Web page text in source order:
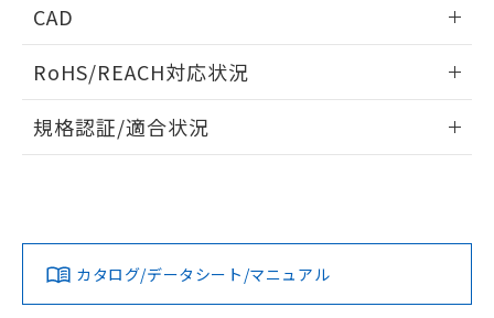
開閉容量
CAD
ドすることができます。
ログイン/会員登録
ダウンロードデータをご利用いただく前に、以下を必ずお読
みください。
ソフトウェアの使用条件
RoHS/REACH対応状況
EU RoHS 注意事項・凡例
対応済み
規格認証/適合状況
LR型式承認
DNV型式承認
BV型式承認
KR型式
カタログ/データシート/マニュアル
荷製品に未対応品が混在することから備考
欄に対応日を記載しておりました。
既に当社にて対応品への在庫切替を完了
していることから、特段のことがない限
り、2022年1月12日より割愛しておりま